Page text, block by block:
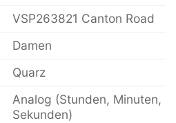
VSP263821 Canton Road
Damen
Quarz
Analog (Stunden, Minuten,
Sekunden)